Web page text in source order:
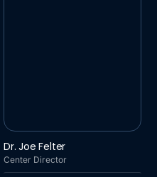
GORDIAN KNOT CENTER
FOR NATIONAL SECURITY
INNOVATION
Dr. Joe Felter
Center Director